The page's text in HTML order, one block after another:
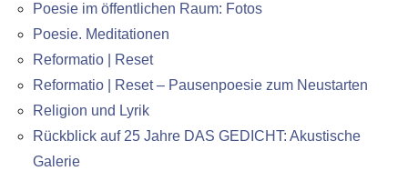
Poesie im öffentlichen Raum: Fotos
Poesie. Meditationen
Reformatio | Reset
Reformatio | Reset – Pausenpoesie zum Neustarten
Religion und Lyrik
Rückblick auf 25 Jahre DAS GEDICHT: Akustische
Galerie